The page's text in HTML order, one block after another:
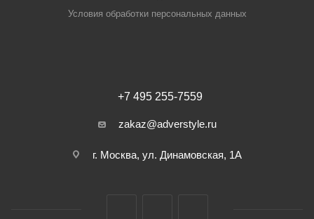
Условия обработки персональных данных
+7 495 255-7559
zakaz@adverstyle.ru
г. Москва, ул. Динамовская, 1А